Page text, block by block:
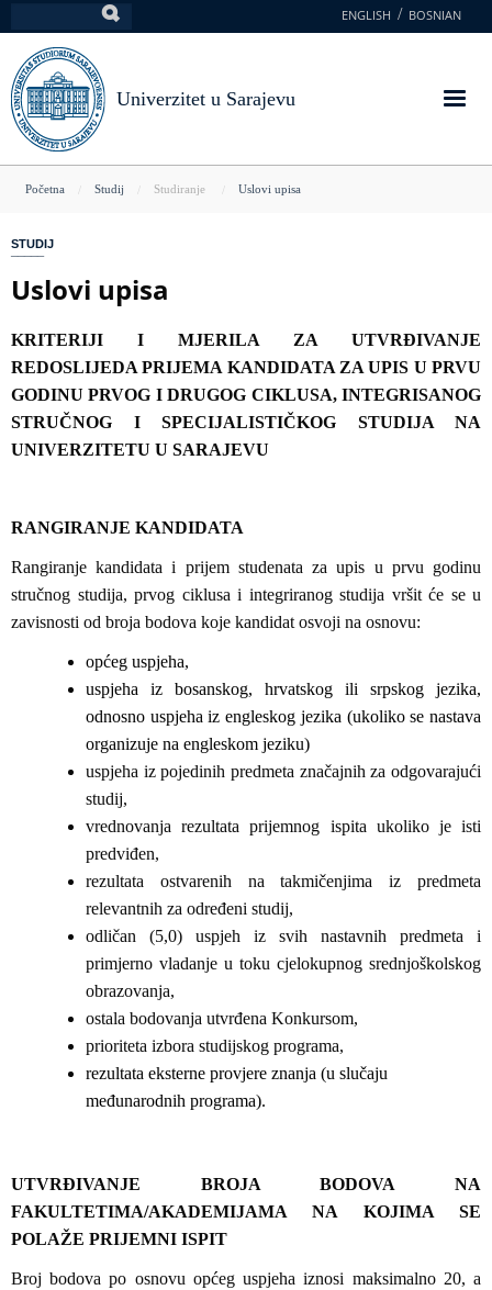
na
glavni
sadržaj
ENGLISH BOSNIAN
Univerzitet u Sarajevu
You
here
Početna Studij Studiranje Uslovi upisa
STUDIJ
Uslovi upisa
KRITERIJI I MJERILA ZA UTVRĐIVANJE
REDOSLIJEDA PRIJEMA KANDIDATA ZA UPIS U PRVU
GODINU PRVOG I DRUGOG CIKLUSA, INTEGRISANOG
STRUČNOG I SPECIJALISTIČKOG STUDIJA NA
UNIVERZITETU U SARAJEVU
RANGIRANJE KANDIDATA
Rangiranje kandidata i prijem studenata za upis u prvu godinu
stručnog studija, prvog ciklusa i integriranog studija vršit će se u
zavisnosti od broja bodova koje kandidat osvoji na osnovu:
općeg uspjeha,
uspjeha iz bosanskog, hrvatskog ili srpskog jezika,
odnosno uspjeha iz engleskog jezika (ukoliko se nastava
organizuje na engleskom jeziku)
uspjeha iz pojedinih predmeta značajnih za odgovarajući
studij,
vrednovanja rezultata prijemnog ispita ukoliko je isti
predviđen,
rezultata ostvarenih na takmičenjima iz predmeta
relevantnih za određeni studij,
odličan (5,0) uspjeh iz svih nastavnih predmeta i
primjerno vladanje u toku cjelokupnog srednjoškolskog
obrazovanja,
ostala bodovanja utvrđena Konkursom,
prioriteta izbora studijskog programa,
rezultata eksterne provjere znanja (u slučaju
međunarodnih programa).
UTVRĐIVANJE BROJA BODOVA NA
FAKULTETIMA/AKADEMIJAMA NA KOJIMA SE
POLAŽE PRIJEMNI ISPIT
Broj bodova po osnovu općeg uspjeha iznosi maksimalno 20, a